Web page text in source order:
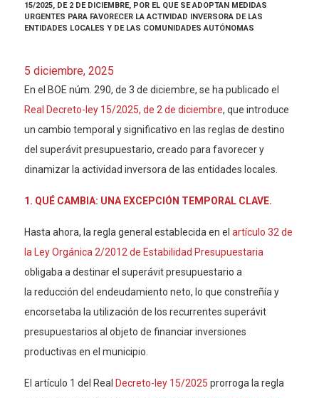
15/2025, DE 2 DE DICIEMBRE, POR EL QUE SE ADOPTAN MEDIDAS
URGENTES PARA FAVORECER LA ACTIVIDAD INVERSORA DE LAS
ENTIDADES LOCALES Y DE LAS COMUNIDADES AUTÓNOMAS
5 diciembre, 2025
En el BOE núm. 290, de 3 de diciembre, se ha publicado el
Real Decreto-ley 15/2025, de 2 de diciembre, que introduce
un cambio temporal y significativo en las reglas de destino
del superávit presupuestario, creado para favorecer y
dinamizar la actividad inversora de las entidades locales.
1. QUÉ CAMBIA: UNA EXCEPCIÓN TEMPORAL CLAVE.
Hasta ahora, la regla general establecida en el artículo 32 de
la Ley Orgánica 2/2012 de Estabilidad Presupuestaria
obligaba a destinar el superávit presupuestario a
la reducción del endeudamiento neto, lo que constreñía y
encorsetaba la utilización de los recurrentes superávit
presupuestarios al objeto de financiar inversiones
productivas en el municipio.
El artículo 1 del Real Decreto-ley 15/2025 prorroga la regla